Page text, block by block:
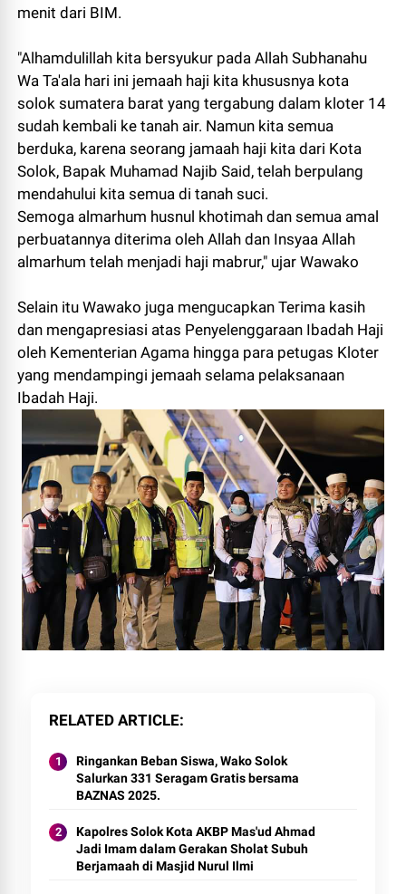
menit dari BIM.
"Alhamdulillah kita bersyukur pada Allah Subhanahu
Wa Ta'ala hari ini jemaah haji kita khususnya kota
solok sumatera barat yang tergabung dalam kloter 14
sudah kembali ke tanah air. Namun kita semua
berduka, karena seorang jamaah haji kita dari Kota
Solok, Bapak Muhamad Najib Said, telah berpulang
mendahului kita semua di tanah suci.
Semoga almarhum husnul khotimah dan semua amal
perbuatannya diterima oleh Allah dan Insyaa Allah
almarhum telah menjadi haji mabrur," ujar Wawako
Selain itu Wawako juga mengucapkan Terima kasih
dan mengapresiasi atas Penyelenggaraan Ibadah Haji
oleh Kementerian Agama hingga para petugas Kloter
yang mendampingi jemaah selama pelaksanaan
Ibadah Haji.
RELATED ARTICLE
Ringankan Beban Siswa, Wako Solok
Salurkan 331 Seragam Gratis bersama
BAZNAS 2025.
Kapolres Solok Kota AKBP Mas'ud Ahmad
Jadi Imam dalam Gerakan Sholat Subuh
Berjamaah di Masjid Nurul Ilmi